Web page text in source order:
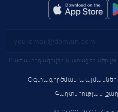
Օգտագործման
Գաղտնիության
Բաժանորդագրվեք և ստացեք մեր